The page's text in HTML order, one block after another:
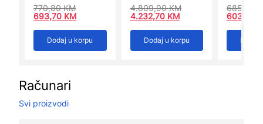
770,80KM
693,70 KM
Dodaj u korpu
4.809,90KM
4.232,70 KM
Dodaj u korpu
685,70
603,45
Dodaj
Računari
Svi proizvodi